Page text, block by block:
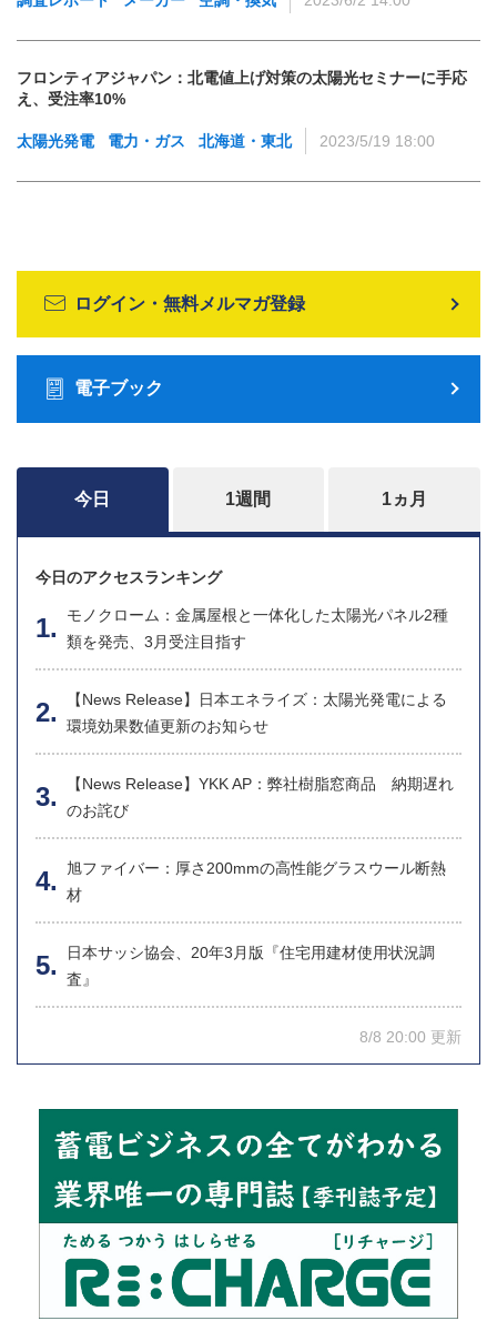
フロンティアジャパン：北電値上げ対策の太陽光セミナーに手応
え、受注率10%
太陽光発電 電力・ガス 北海道・東北 2023/5/19 18:00
ログイン・無料メルマガ登録
電子ブック
今日 1週間 1ヵ月
今日のアクセスランキング
モノクローム：金属屋根と一体化した太陽光パネル2種
類を発売、3月受注目指す
【News Release】日本エネライズ：太陽光発電による
環境効果数値更新のお知らせ
【News Release】YKK AP：弊社樹脂窓商品 納期遅れ
のお詫び
旭ファイバー：厚さ200mmの高性能グラスウール断熱
材
日本サッシ協会、20年3月版『住宅用建材使用状況調
査』
8/8 20:00 更新